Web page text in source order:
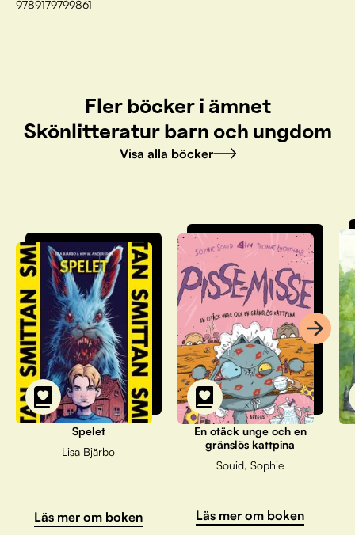
9789179799861
Fler böcker i ämnet
Skönlitteratur barn och ungdom
Visa alla böcker
Spelet
Lisa Bjärbo
Läs mer om boken
En otäck unge och en
gränslös kattpina
Souid, Sophie
Läs mer om boken